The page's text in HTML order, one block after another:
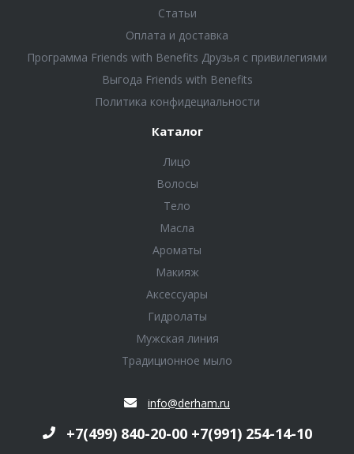
Статьи
Оплата и доставка
Программа Friends with Benefits Друзья с привилегиями
Выгода Friends with Benefits
Политика конфидециальности
Каталог
Лицо
Волосы
Тело
Масла
Ароматы
Макияж
Аксессуары
Гидролаты
Мужская линия
Традиционное мыло
info@derham.ru
+7(499) 840-20-00 +7(991) 254-14-10